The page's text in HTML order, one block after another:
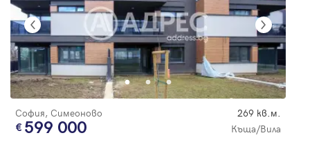
София, Симеоново 269 кв.м.
599 000 Къща/Вила